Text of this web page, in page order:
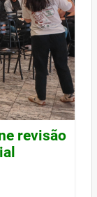
revisão